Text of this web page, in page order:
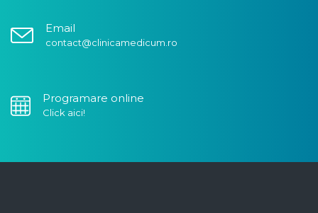
Email
contact@clinicamedicum.ro
Programare online
Click aici!